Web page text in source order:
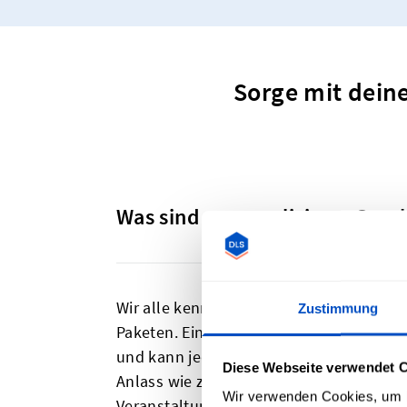
Zustimmung
Diese Webseite verwendet
Wir verwenden Cookies,
Sorge mit
Was sind personalisierte
Wir alle kennen die
Paketen. Ein personalisierter
und kann jedem Objekt, das du
Anlass wie z.B. Weihnachten anstehen